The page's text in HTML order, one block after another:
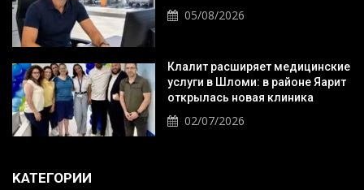
05/08/2026
Клалит расширяет медицинские
услуги в Шломи: в районе Яарит
открылась новая клиника
02/07/2026
KАТЕГОРИИ